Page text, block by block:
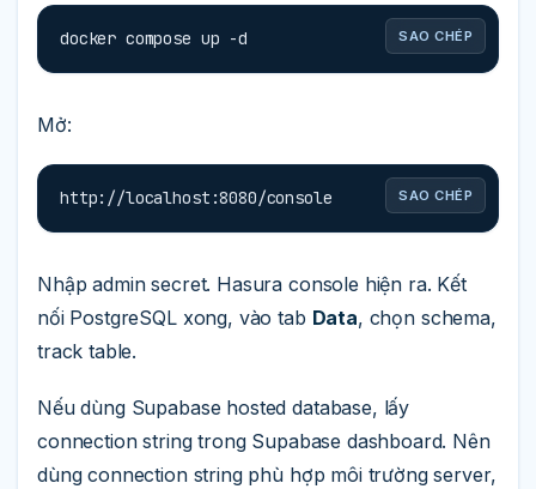
SAO CHÉP
docker compose up -d
Mở:
SAO CHÉP
http://localhost:8080/console
Nhập admin secret. Hasura console hiện ra. Kết
nối PostgreSQL xong, vào tab Data, chọn schema,
track table.
Nếu dùng Supabase hosted database, lấy
connection string trong Supabase dashboard. Nên
dùng connection string phù hợp môi trường server,